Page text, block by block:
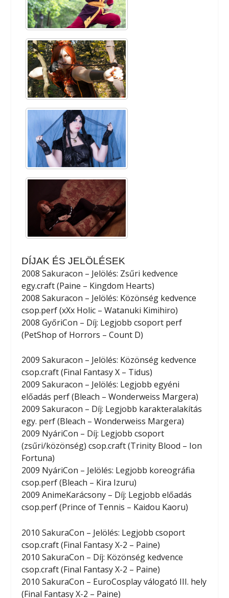
DÍJAK ÉS JELÖLÉSEK
2008 Sakuracon – Jelölés: Zsűri kedvence
egy.craft (Paine – Kingdom Hearts)
2008 Sakuracon – Jelölés: Közönség kedvence
csop.perf (xXx Holic – Watanuki Kimihiro)
2008 GyőriCon – Díj: Legjobb csoport perf
(PetShop of Horrors – Count D)
2009 Sakuracon – Jelölés: Közönség kedvence
csop.craft (Final Fantasy X – Tidus)
2009 Sakuracon – Jelölés: Legjobb egyéni
előadás perf (Bleach – Wonderweiss Margera)
2009 Sakuracon – Díj: Legjobb karakteralakítás
egy. perf (Bleach – Wonderweiss Margera)
2009 NyáriCon – Díj: Legjobb csoport
(zsűri/közönség) csop.craft (Trinity Blood – Ion
Fortuna)
2009 NyáriCon – Jelölés: Legjobb koreográfia
csop.perf (Bleach – Kira Izuru)
2009 AnimeKarácsony – Díj: Legjobb előadás
csop.perf (Prince of Tennis – Kaidou Kaoru)
2010 SakuraCon – Jelölés: Legjobb csoport
csop.craft (Final Fantasy X-2 – Paine)
2010 SakuraCon – Díj: Közönség kedvence
csop.craft (Final Fantasy X-2 – Paine)
2010 SakuraCon – EuroCosplay válogató III. hely
(Final Fantasy X-2 – Paine)